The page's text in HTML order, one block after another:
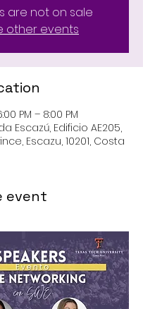
are not on sale
other events
PM – 8:00 PM
Escazú, Edificio AE205,
Escazu, 10201, Costa
event